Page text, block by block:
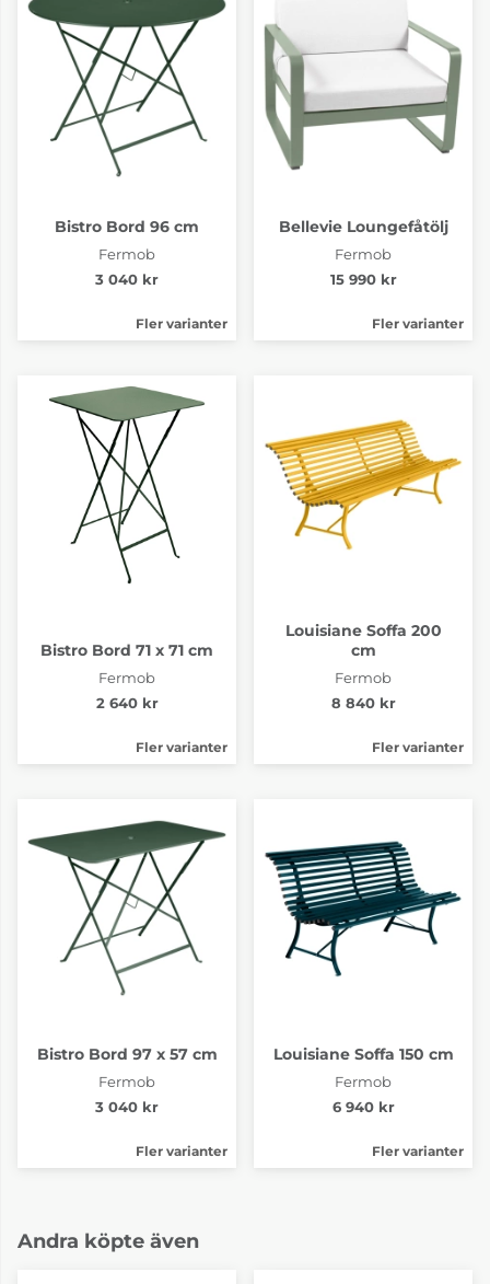
Bistro Bord 96 cm
Fermob
3 040 kr
Fler varianter
Bellevie Loungefåtölj
Fermob
15 990 kr
Fler varianter
Bistro Bord 71 x 71 cm
Fermob
2 640 kr
Fler varianter
Louisiane Soffa 200
cm
Fermob
8 840 kr
Fler varianter
Bistro Bord 97 x 57 cm
Fermob
3 040 kr
Fler varianter
Louisiane Soffa 150 cm
Fermob
6 940 kr
Fler varianter
Andra köpte även